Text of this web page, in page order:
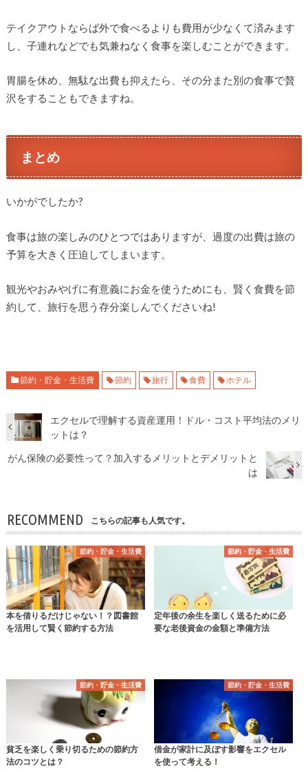
テイクアウトならば外で食べるよりも費用が少なくて済みます
し、子連れなどでも気兼ねなく食事を楽しむことができます。
胃腸を休め、無駄な出費も抑えたら、その分また別の食事で贅
沢をすることもできますね。
まとめ
いかがでしたか?
食事は旅の楽しみのひとつではありますが、過度の出費は旅の
予算を大きく圧迫してしまいます。
観光やおみやげに有意義にお金を使うためにも、賢く食費を節
約して、旅行を思う存分楽しんでくださいね!
節約・貯金・生活費 節約 旅行 食費 ホテル
エクセルで理解する資産運用！ドル・コスト平均法のメリ
ットは？
がん保険の必要性って？加入するメリットとデメリットと
は
RECOMMEND こちらの記事も人気です。
節約・貯金・生活費
本を借りるだけじゃない！？図書館
を活用して賢く節約する方法
節約・貯金・生活費
定年後の余生を楽しく送るために必
要な老後資金の金額と準備方法
節約・貯金・生活費
貧乏を楽しく乗り切るための節約方
法のコツとは？
節約・貯金・生活費
借金が家計に及ぼす影響をエクセル
を使って考える！